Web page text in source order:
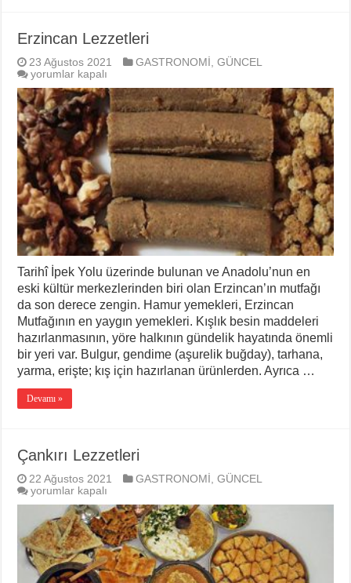
Erzincan Lezzetleri
23 Ağustos 2021 GASTRONOMİ ,GÜNCEL
Erzincan
için
yorumlar kapalı
Tarihî İpek Yolu üzerinde bulunan ve Anadolu’nun en
eski kültür merkezlerinden biri olan Erzincan’ın mutfağı
da son derece zengin. Hamur yemekleri, Erzincan
Mutfağının en yaygın yemekleri. Kışlık besin maddeleri
hazırlanmasının, yöre halkının gündelik hayatında önemli
bir yeri var. Bulgur, gendime (aşurelik buğday), tarhana,
yarma, erişte; kış için hazırlanan ürünlerden. Ayrıca …
Devamı »
Çankırı Lezzetleri
22 Ağustos 2021 GASTRONOMİ ,GÜNCEL
Çankırı
Lezzetleri
yorumlar kapalı